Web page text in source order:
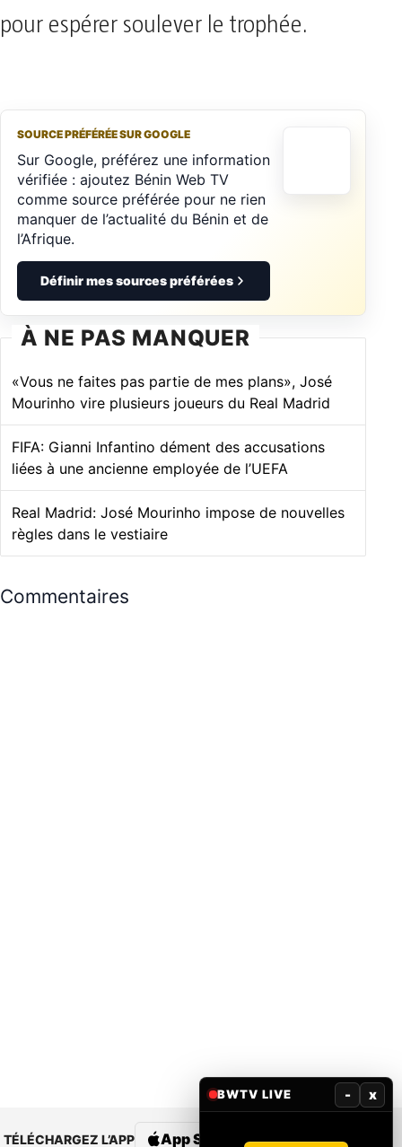
pour espérer soulever le trophée.
SOURCE PRÉFÉRÉE SUR GOOGLE
Sur Google, préférez une information
vérifiée : ajoutez Bénin Web TV
comme source préférée pour ne rien
manquer de l’actualité du Bénin et de
l’Afrique.
Définir mes sources préférées
À NE PAS MANQUER
«Vous ne faites pas partie de mes plans», José
Mourinho vire plusieurs joueurs du Real Madrid
FIFA: Gianni Infantino dément des accusations
liées à une ancienne employée de l’UEFA
Real Madrid: José Mourinho impose de nouvelles
règles dans le vestiaire
Commentaires
TÉLÉCHARGEZ L’APP App Store Google Play
BWTV LIVE - x